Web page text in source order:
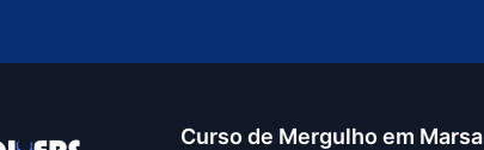
Curso de Mergulho em Marsa